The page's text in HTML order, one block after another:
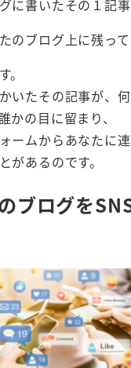
に書いたその１記
のブログ上に残って
。
いたその記事が、
かの目に留まり、
ームからあなたに
があるのです。
ブログを